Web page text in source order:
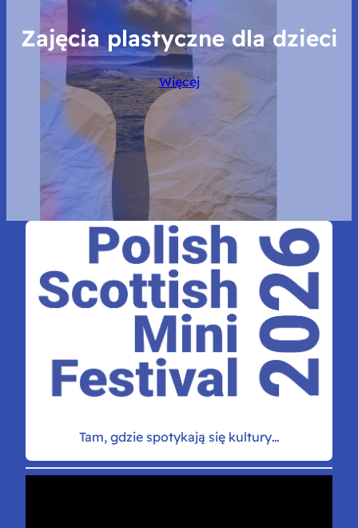
Zajęcia plastyczne dla dzieci
Więcej
Tam, gdzie spotykają się kultury…